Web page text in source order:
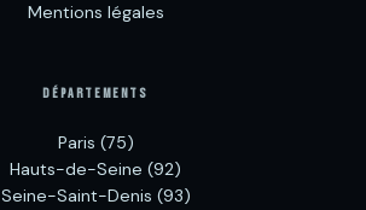
Mentions légales
DÉPARTEMENTS
Paris (75)
Hauts-de-Seine (92)
Seine-Saint-Denis (93)